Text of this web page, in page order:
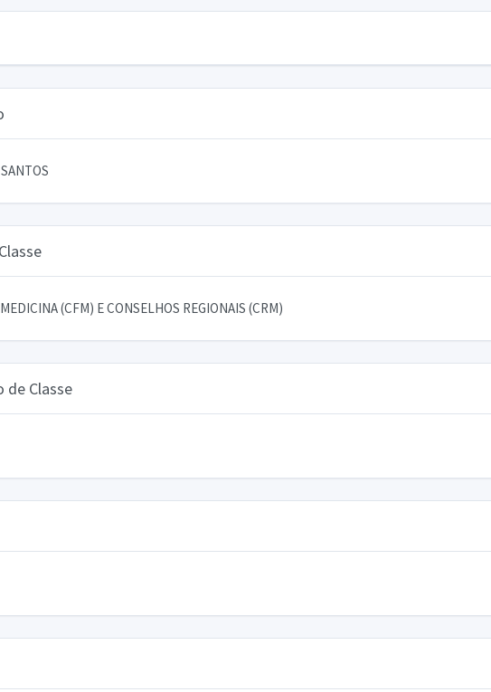
(CFM) E CONSELHOS REGIONAIS (CRM)
de Classe